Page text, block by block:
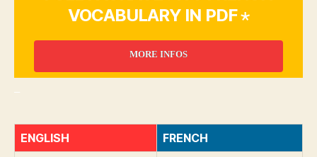
VOCABULARY IN PDF ⋆
MORE INFOS
ENGLISH
FRENCH